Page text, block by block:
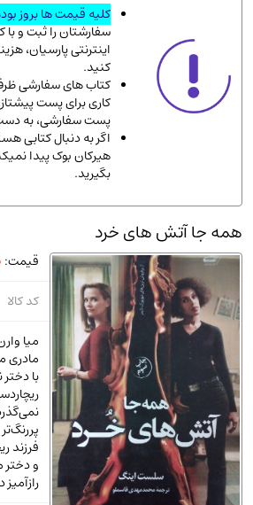
فلسفه و جامعه شناسی(151)
ادبیات و شعر
ادیان و مذاهب
دانشگاهی و آموزشی
اقتصادی، بازاریابی و مالی(56)
پزشکی(140)
کامپیوتر و نرم افزار(13)
ورزشی و تربیت بدنی(34)
آشپزی و خوراکی (25)
سرگرمی و بازی(7)
سیاسی
رمان و داستان خارجی(489)
حقوقی و قانون(47)
کتاب های مصور رنگی و گلاسه(23)
عرفانی و سلوک
الکترونیک (11)
کلیه قیمت ها بروز
سفارشتان را ثبت و
اینترنتی پارسیان،
کنید.
پست سفارشی، به
اگر به دنبال کتابی
هیرکان بوک پیدا
بگیرید.
همه جا آتش های خرد
قیمت:
کد کالا
میا
مادری
با
فرزند
و دختر
رازآمیز